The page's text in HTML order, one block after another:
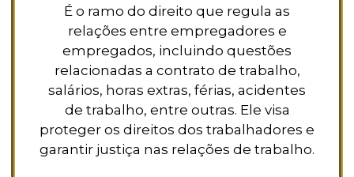
É o ramo do direito que regula as
relações entre empregadores e
empregados, incluindo questões
relacionadas a contrato de trabalho,
salários, horas extras, férias, acidentes
de trabalho, entre outras. Ele visa
proteger os direitos dos trabalhadores e
garantir justiça nas relações de trabalho.